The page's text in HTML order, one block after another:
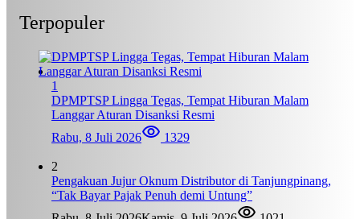
Terpopuler
1
DPMPTSP Lingga Tegas, Tempat Hiburan Malam
Langgar Aturan Disanksi Resmi
Rabu, 8 Juli 2026
1329
2
Pengakuan Jujur Oknum Distributor di Tanjungpinang,
“Tak Bayar Pajak Penuh demi Untung”